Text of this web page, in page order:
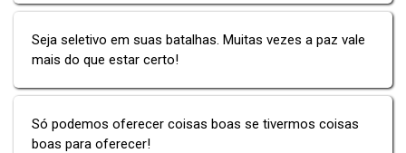
Seja seletivo em suas batalhas. Muitas vezes a paz vale
mais do que estar certo!
Só podemos oferecer coisas boas se tivermos coisas
boas para oferecer!